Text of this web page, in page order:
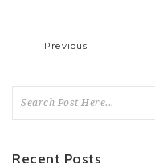
Previous
Recent Posts